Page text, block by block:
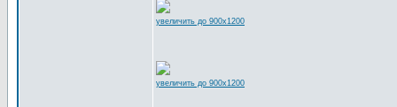
увеличить до 900x1200
увеличить до 900x1200